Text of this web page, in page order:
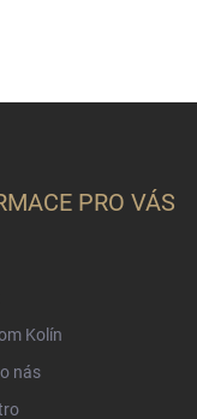
PRO VÁS
Kolín
nás